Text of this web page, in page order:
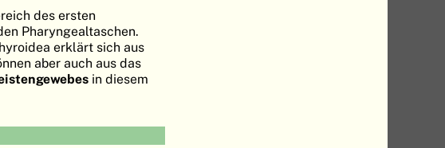
des ersten
Pharyngealtaschen.
erklärt sich aus
aber auch aus das
in diesem